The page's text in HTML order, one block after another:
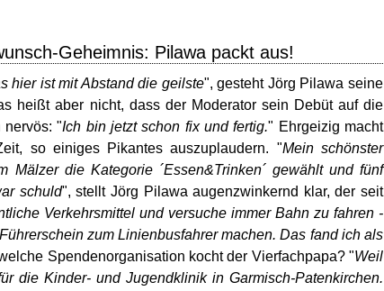
Geheimnis: Pilawa packt aus!
hier ist mit Abstand die geilste", gesteht Jörg Pilawa seine
heißt aber nicht, dass der Moderator sein Debüt auf die
nervös: "Ich bin jetzt schon fix und fertig." Ehrgeizig macht
so einiges Pikantes auszuplaudern. "Mein schönster
Mälzer die Kategorie ´Essen&Trinken´ gewählt und fünf
schuld", stellt Jörg Pilawa augenzwinkernd klar, der seit
Verkehrsmittel und versuche immer Bahn zu fahren -
zum Linienbusfahrer machen. Das fand ich als
Spendenorganisation kocht der Vierfachpapa? "Weil
die Kinder- und Jugendklinik in Garmisch-Patenkirchen.